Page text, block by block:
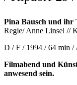
Pina Bausch und ihr
Regie/ Anne Linsel //
D / F / 1994 / 64 min /
Filmabend und
anwesend sein.